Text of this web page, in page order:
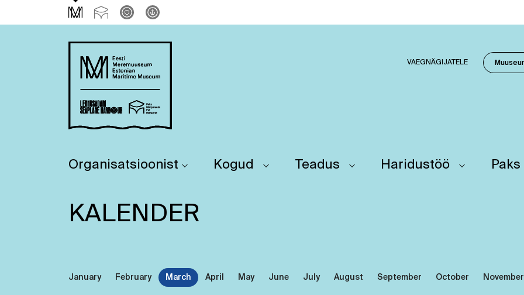
VAEGNÄGIJATELE
Organisatsioonist Kogud Teadus Haridustöö
KALENDER
January February March April May June July August September October November